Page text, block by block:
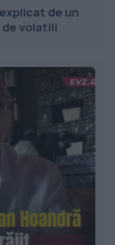
de un
volatili